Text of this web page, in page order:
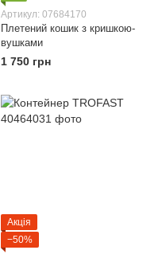
Артикул: 07684170
Плетений кошик з кришкою-
вушками
1 750 грн
Акція
−50%